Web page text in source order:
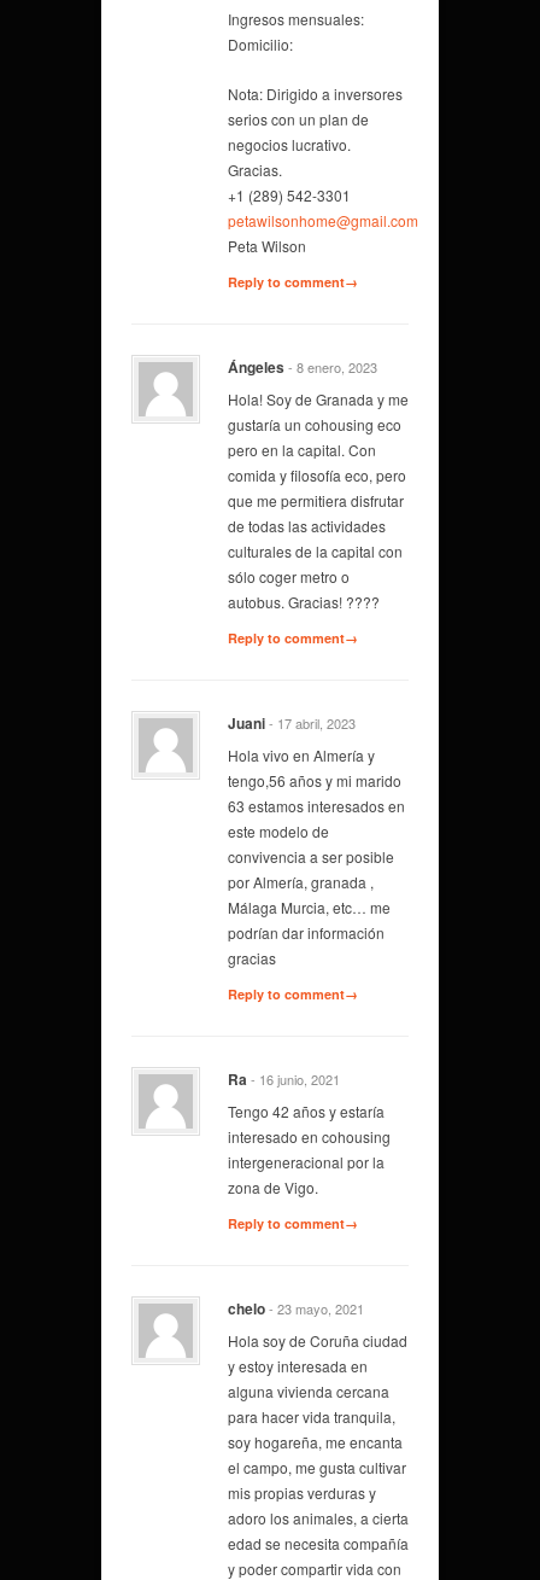
Ingresos mensuales:
Domicilio:
Nota: Dirigido a inversores
serios con un plan de
negocios lucrativo.
Gracias.
+1 (289) 542-3301
petawilsonhome@gmail.com
Peta Wilson
Reply to comment→
Ángeles - 8 enero, 2023
Hola! Soy de Granada y me
gustaría un cohousing eco
pero en la capital. Con
comida y filosofía eco, pero
que me permitiera disfrutar
de todas las actividades
culturales de la capital con
sólo coger metro o
autobus. Gracias! ????
Reply to comment→
Juani- 17 abril, 2023
Hola vivo en Almería y
tengo,56 años y mi marido
63 estamos interesados en
este modelo de
convivencia a ser posible
por Almería, granada ,
Málaga Murcia, etc… me
podrían dar información
gracias
Reply to comment→
Ra- 16 junio, 2021
Tengo 42 años y estaría
interesado en cohousing
intergeneracional por la
zona de Vigo.
Reply to comment→
chelo- 23 mayo, 2021
Hola soy de Coruña ciudad
y estoy interesada en
alguna vivienda cercana
para hacer vida tranquila,
soy hogareña, me encanta
el campo, me gusta cultivar
mis propias verduras y
adoro los animales, a cierta
edad se necesita compañía
y poder compartir vida con